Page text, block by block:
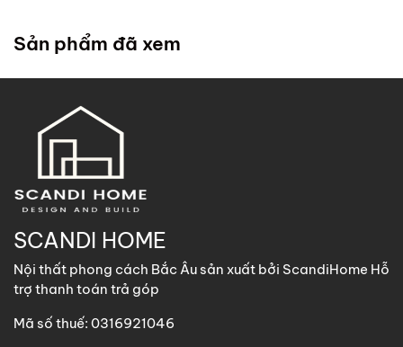
nhà quý khách để hỗ trợ lắp đặt.
thước dưới 1m8 với chi phí vận chuyển khách hàng chịu
trách nhiệm toàn bộ qua các phương thức: Gửi nhà xe,
GHN, Viettel Post, Nhất Tín,…
Sản phẩm trên 1m8 ScandiHome chưa hỗ trợ vận chuyển
trợ nếu cần thiết.
Sản phẩm đã xem
SCANDI HOME
Nội thất phong cách Bắc Âu sản xuất bởi ScandiHome Hỗ
trợ thanh toán trả góp
Mã số thuế: 0316921046